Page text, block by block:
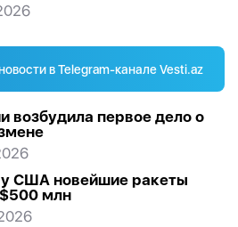
в Telegram-канале Vesti.az
возбудила первое дело о
у США новейшие ракеты
млн